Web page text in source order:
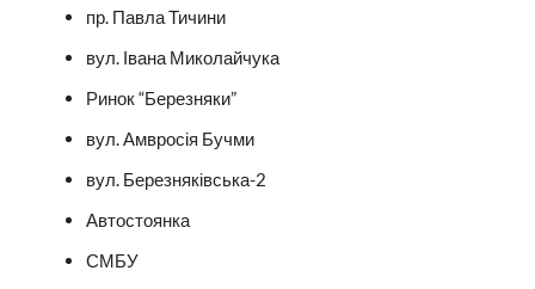
пр. Павла Тичини
вул. Івана Миколайчука
Ринок “Березняки”
вул. Амвросія Бучми
вул. Березняківська-2
Автостоянка
СМБУ